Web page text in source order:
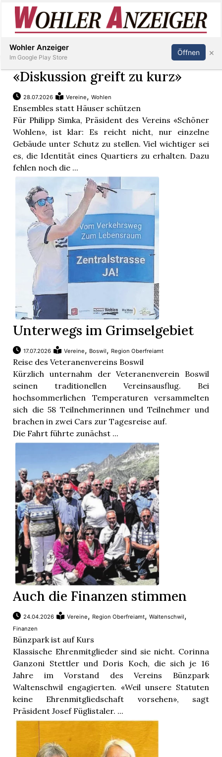
Immobilien
Veranstaltungen
Stellen
Paper
Newsletter
App
Inserieren Abonnieren Anmelden
«Diskussion greift zu kurz»
28.07.2026 Vereine,Wohlen
Ensembles statt Häuser schützen
Für Philipp Simka, Präsident des Vereins «Schöner
Wohlen», ist klar: Es reicht nicht, nur einzelne
Gebäude unter Schutz zu stellen. Viel wichtiger sei
es, die Identität eines Quartiers zu erhalten. Dazu
fehlen noch die ...
Unterwegs im Grimselgebiet
17.07.2026 Vereine, Boswil, Region Oberfreiamt
Reise des Veteranenvereins Boswil
Kürzlich unternahm der Veteranenverein Boswil
seinen traditionellen Vereinsausflug. Bei
hochsommerlichen Temperaturen versammelten
sich die 58 Teilnehmerinnen und Teilnehmer und
brachen in zwei Cars zur Tagesreise auf.
Die Fahrt führte zunächst ...
Auch die Finanzen stimmen
24.04.2026 Vereine, Region Oberfreiamt,Waltenschwil,
Finanzen
Bünzpark ist auf Kurs
Klassische Ehrenmitglieder sind sie nicht. Corinna
Ganzoni Stettler und Doris Koch, die sich je 16
Jahre im Vorstand des Vereins Bünzpark
Waltenschwil engagierten. «Weil unsere Statuten
keine Ehrenmitgliedschaft vorsehen», sagt
Präsident Josef Füglistaler. ...
Wohler Anzeiger
Im Google Play Store
Öffnen ×